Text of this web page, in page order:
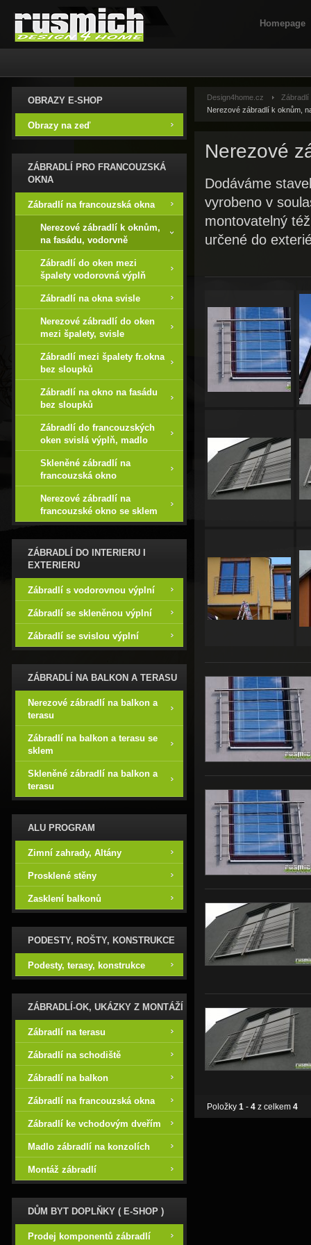
Homepage
OBRAZY E-SHOP
Obrazy na zeď
ZÁBRADLÍ PRO FRANCOUZSKÁ
OKNA
Zábradlí na francouzská okna
Nerezové zábradlí k oknům,
na fasádu, vodorvně
Zábradlí do oken mezi
špalety vodorovná výplň
Zábradlí na okna svisle
Nerezové zábradlí do oken
mezi špalety, svisle
Zábradlí mezi špalety fr.okna
bez sloupků
Zábradlí na okno na fasádu
bez sloupků
Zábradlí do francouzských
oken svislá výplň, madlo
Skleněné zábradlí na
francouzská okno
Nerezové zábradlí na
francouzské okno se sklem
ZÁBRADLÍ DO INTERIERU I
EXTERIERU
Zábradlí s vodorovnou výplní
Zábradlí se skleněnou výplní
Zábradlí se svislou výplní
ZÁBRADLÍ NA BALKON A TERASU
Nerezové zábradlí na balkon a
terasu
Zábradlí na balkon a terasu se
sklem
Skleněné zábradlí na balkon a
terasu
ALU PROGRAM
Zimní zahrady, Altány
Prosklené stěny
Zasklení balkonů
PODESTY, ROŠTY, KONSTRUKCE
Podesty, terasy, konstrukce
ZÁBRADLÍ-OK, UKÁZKY Z MONTÁŽÍ
Zábradlí na terasu
Zábradlí na schodiště
Zábradlí na balkon
Zábradlí na francouzská okna
Zábradlí ke vchodovým dveřím
Madlo zábradlí na konzolích
Montáž zábradlí
DŮM BYT DOPLŇKY ( E-SHOP )
Prodej komponentů zábradlí
Design4home.cz
Nerezové zábradlí k oknům,
Nerezové
Dodáváme
vyrobeno v
montovatelný
určené do
Položky 1 - 4 z celkem 4